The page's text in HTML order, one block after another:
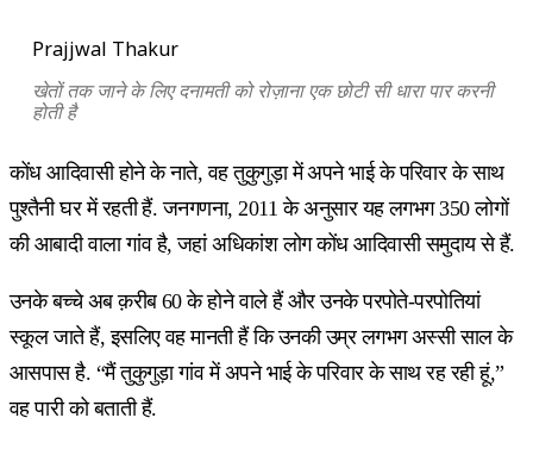
Prajjwal Thakur
खेतों तक जाने के लिए दनामती को रोज़ाना एक छोटी सी धारा पार करनी
होती है
कोंध आदिवासी होने के नाते, वह तुकुगुड़ा में अपने भाई के परिवार के साथ
पुश्तैनी घर में रहती हैं. जनगणना, 2011 के अनुसार यह लगभग 350 लोगों
की आबादी वाला गांव है, जहां अधिकांश लोग कोंध आदिवासी समुदाय से हैं.
उनके बच्चे अब क़रीब 60 के होने वाले हैं और उनके परपोते-परपोतियां
स्कूल जाते हैं, इसलिए वह मानती हैं कि उनकी उम्र लगभग अस्सी साल के
आसपास है. “मैं तुकुगुड़ा गांव में अपने भाई के परिवार के साथ रह रही हूं,”
वह पारी को बताती हैं.